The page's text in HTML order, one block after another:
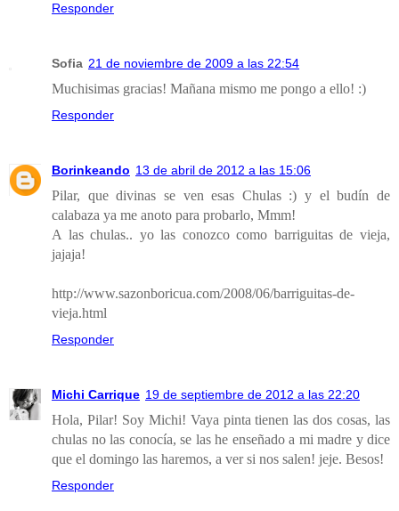
Responder
Sofia 21 de noviembre de 2009 a las 22:54
Muchisimas gracias! Mañana mismo me pongo a ello! :)
Responder
Borinkeando 13 de abril de 2012 a las 15:06
Pilar, que divinas se ven esas Chulas :) y el budín de
calabaza ya me anoto para probarlo, Mmm!
A las chulas.. yo las conozco como barriguitas de vieja,
jajaja!
http://www.sazonboricua.com/2008/06/barriguitas-de-
vieja.html
Responder
Michi Carrique 19 de septiembre de 2012 a las 22:20
Hola, Pilar! Soy Michi! Vaya pinta tienen las dos cosas, las
chulas no las conocía, se las he enseñado a mi madre y dice
que el domingo las haremos, a ver si nos salen! jeje. Besos!
Responder